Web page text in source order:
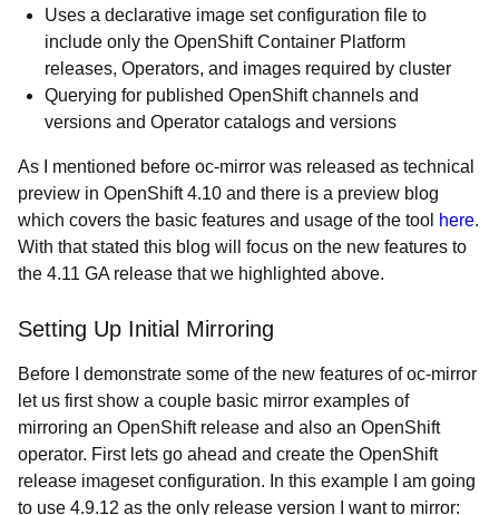
Uses a declarative image set configuration file to
include only the OpenShift Container Platform
releases, Operators, and images required by cluster
Querying for published OpenShift channels and
versions and Operator catalogs and versions
As I mentioned before oc-mirror was released as technical
preview in OpenShift 4.10 and there is a preview blog
which covers the basic features and usage of the tool here.
With that stated this blog will focus on the new features to
the 4.11 GA release that we highlighted above.
Setting Up Initial Mirroring
Before I demonstrate some of the new features of oc-mirror
let us first show a couple basic mirror examples of
mirroring an OpenShift release and also an OpenShift
operator. First lets go ahead and create the OpenShift
release imageset configuration. In this example I am going
to use 4.9.12 as the only release version I want to mirror: